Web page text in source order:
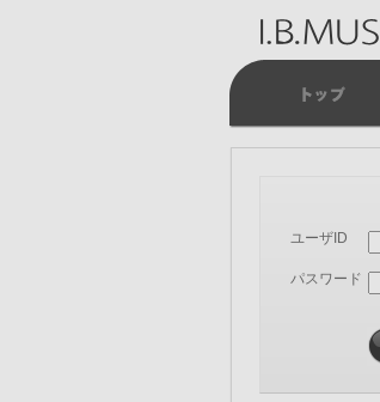
ユーザID
パスワード